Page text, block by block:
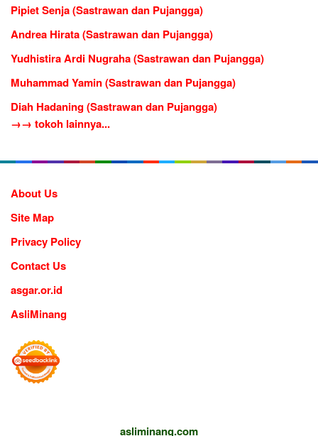
Pipiet Senja (Sastrawan dan Pujangga)
Andrea Hirata (Sastrawan dan Pujangga)
Yudhistira Ardi Nugraha (Sastrawan dan Pujangga)
Muhammad Yamin (Sastrawan dan Pujangga)
Diah Hadaning (Sastrawan dan Pujangga)
→→ tokoh lainnya...
About Us
Site Map
Privacy Policy
Contact Us
asgar.or.id
AsliMinang
asliminang.com